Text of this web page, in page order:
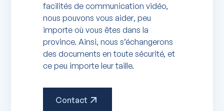
facilités de communication vidéo,
nous pouvons vous aider, peu
importe où vous êtes dans la
province. Ainsi, nous s’échangerons
des documents en toute sécurité, et
ce peu importe leur taille.
Contact